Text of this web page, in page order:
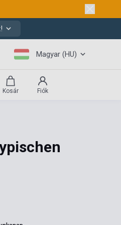
Magyar (HU)
Kosár Fiók